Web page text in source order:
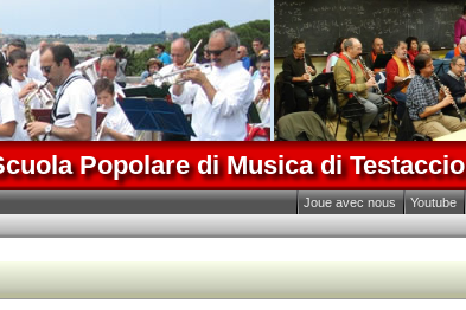
Popolare di Musica di Testaccio
Joue avec nous Youtube